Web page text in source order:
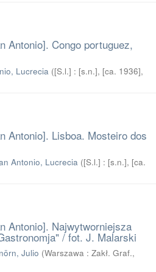
Antonio]. Congo portuguez,
Lucrecia ([S.l.] : [s.n.], [ca. 1936],
Antonio]. Lisboa. Mosteiro dos
Antonio, Lucrecia ([S.l.] : [s.n.], [ca.
Antonio]. Najwytworniejsza
/ fot. J. Malarski
Julio (Warszawa : Zakł. Graf.,